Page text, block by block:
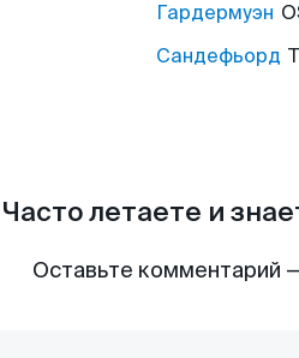
Гардермуэн
Сандефьорд
Часто летаете и
Оставьте комментарий